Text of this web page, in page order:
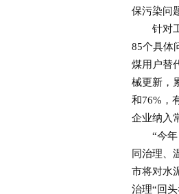
保污染问
针对工
85个具体
煤用户替
械更新，
和76%，
企业纳入
“今年，
同治理、
市将对水
治理“回